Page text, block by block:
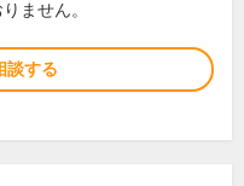
ません。
談する